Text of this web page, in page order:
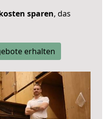
sparen, das
erhalten